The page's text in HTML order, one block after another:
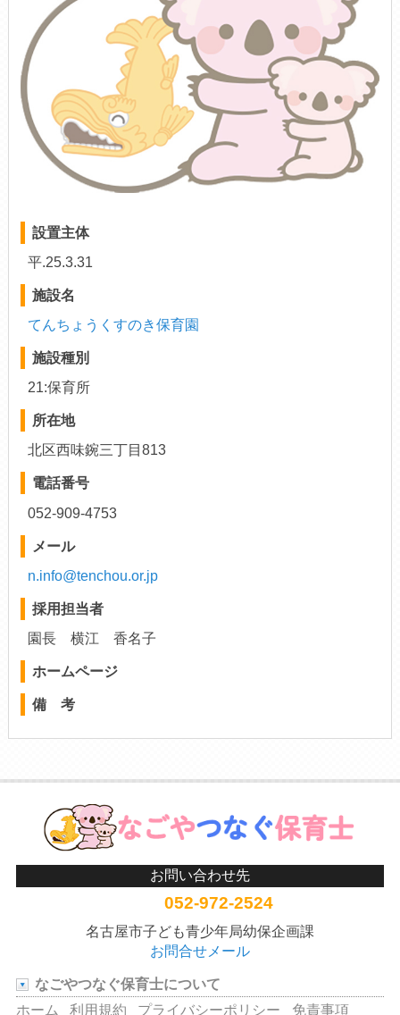
設置主体
平.25.3.31
施設名
てんちょうくすのき保育園
施設種別
21:保育所
所在地
北区西味鋺三丁目813
電話番号
052-909-4753
メール
n.info@tenchou.or.jp
採用担当者
園長 横江 香名子
ホームページ
備 考
お問い合わせ先
052-972-2524
名古屋市子ども青少年局幼保企画課
お問合せメール
なごやつなぐ保育士について
ホーム
利用規約 プライバシーポリシー 免責事項